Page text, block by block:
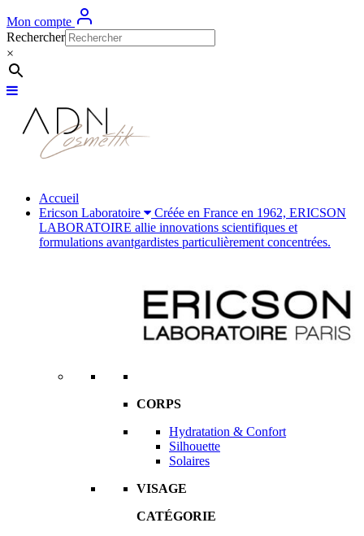
Mon compte
Rechercher
×
Accueil
Ericson Laboratoire
Créée en France en 1962, ERICSON
LABORATOIRE allie innovations scientifiques et
formulations avantgardistes particulièrement concentrées.
CORPS
Hydratation & Confort
Silhouette
Solaires
VISAGE
CATÉGORIE